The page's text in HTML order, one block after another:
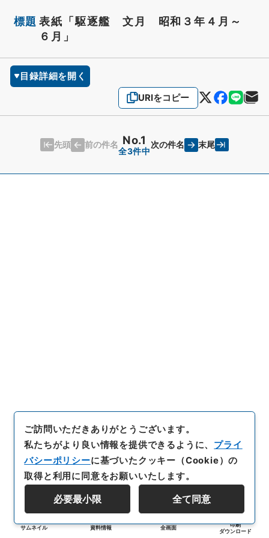
標題 表紙「駆逐艦 文月 昭和３年４月～
６月」
目録詳細を開く
URIをコピー
先頭 前の件名 No.1
全3件中
次の件名 末尾
サムネイル 資料情報 全画面
印刷
ダウンロード
ご訪問いただきありがとうございます。
私たちがより良い情報を提供できるように、 プライ
バシーポリシーに基づいたクッキー（Cookie）の
取得と利用に同意をお願いいたします。
必要最小限 全て同意